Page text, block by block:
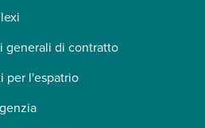
generali di contratto
per l'espatrio